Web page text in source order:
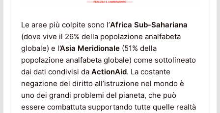
Le aree più colpite sono l’Africa Sub-Sahariana
(dove vive il 26% della popolazione analfabeta
globale) e l’Asia Meridionale(51% della
popolazione analfabeta globale) come sottolineato
dai dati condivisi da ActionAid. La costante
negazione del diritto all’istruzione nel mondo è
uno dei grandi problemi del pianeta, che può
essere combattuta supportando tutte quelle realtà